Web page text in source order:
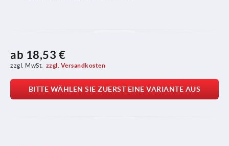
ab 18,53 €
zzgl. MwSt. zzgl. Versandkosten
BITTE WÄHLEN SIE ZUERST EINE VARIANTE AUS